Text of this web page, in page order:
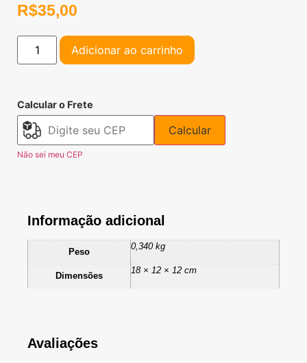
R$35,00
Adicionar ao carrinho
Calcular o Frete
Calcular
Não sei meu CEP
Informação adicional
Peso
0,340 kg
Dimensões
18 × 12 × 12 cm
Avaliações